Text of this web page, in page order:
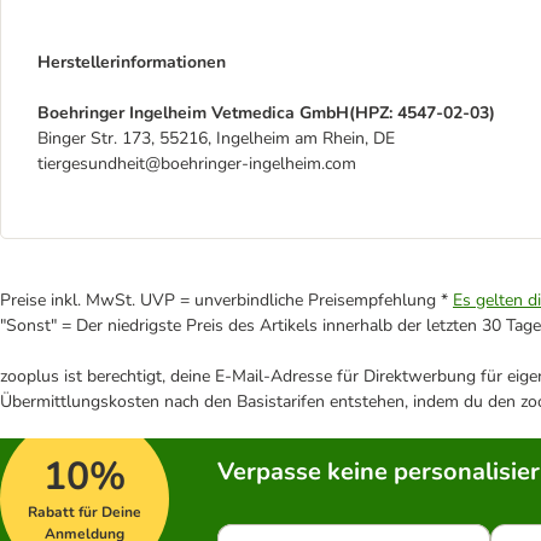
Herstellerinformationen
Boehringer Ingelheim Vetmedica GmbH(HPZ: 4547-02-03)
Binger Str. 173, 55216, Ingelheim am Rhein, DE
tiergesundheit@boehringer-ingelheim.com
Preise inkl. MwSt. UVP = unverbindliche Preisempfehlung * Es gelten
"Sonst" = Der niedrigste Preis des Artikels innerhalb der letzten 30
zooplus ist berechtigt, deine E-Mail-Adresse für Direktwerbung für
Übermittlungskosten nach den Basistarifen entstehen, indem du den
10%
Rabatt für Deine
Anmeldung
Verpasse keine